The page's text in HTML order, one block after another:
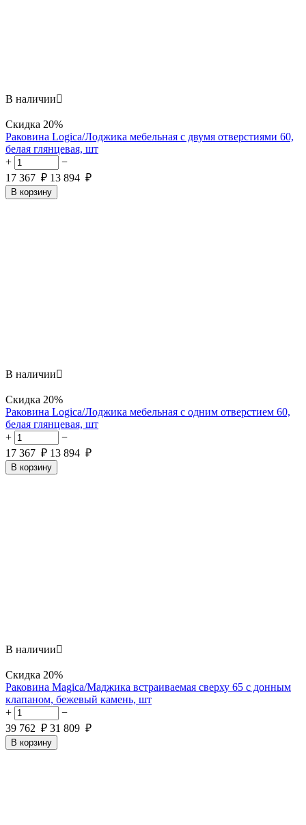
В наличии
Скидка 20%
Раковина Logica/Лоджика мебельная с двумя отверстиями 60,
белая глянцевая, шт
+
−
17 367 ₽ 13 894 ₽
В корзину
В наличии
Скидка 20%
Раковина Logica/Лоджика мебельная с одним отверстием 60,
белая глянцевая, шт
+
−
17 367 ₽ 13 894 ₽
В корзину
В наличии
Скидка 20%
Раковина Magica/Маджика встраиваемая сверху 65 с донным
клапаном, бежевый камень, шт
+
−
39 762 ₽ 31 809 ₽
В корзину